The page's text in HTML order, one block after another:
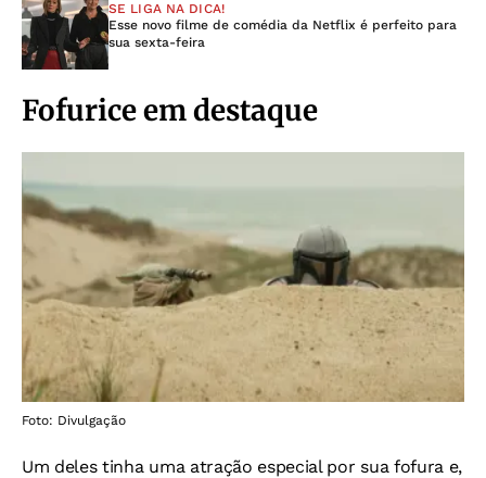
SE LIGA NA DICA!
Esse novo filme de comédia da Netflix é perfeito para
sua sexta-feira
Fofurice em destaque
Foto: Divulgação
Um deles tinha uma atração especial por sua fofura e,